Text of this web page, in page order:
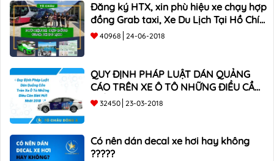
Đăng ký HTX, xin phù hiệu xe chạy hợp
đồng Grab taxi, Xe Du Lịch Tại Hồ Chí
Minh Giá Rẻ
40968 24-06-2018
QUY ĐỊNH PHÁP LUẬT DÁN QUẢNG
CÁO TRÊN XE Ô TÔ NHỮNG ĐIỀU CẦN
BIẾT mới nhất 2018 ???
32450 23-03-2018
Có nên dán decal xe hơi hay không
?????